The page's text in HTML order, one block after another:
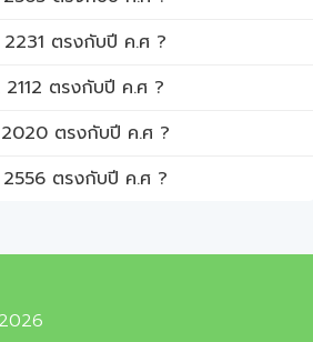
ตรงกับปี ค.ศ ?
2112 ตรงกับปี ค.ศ ?
ตรงกับปี ค.ศ ?
ตรงกับปี ค.ศ ?